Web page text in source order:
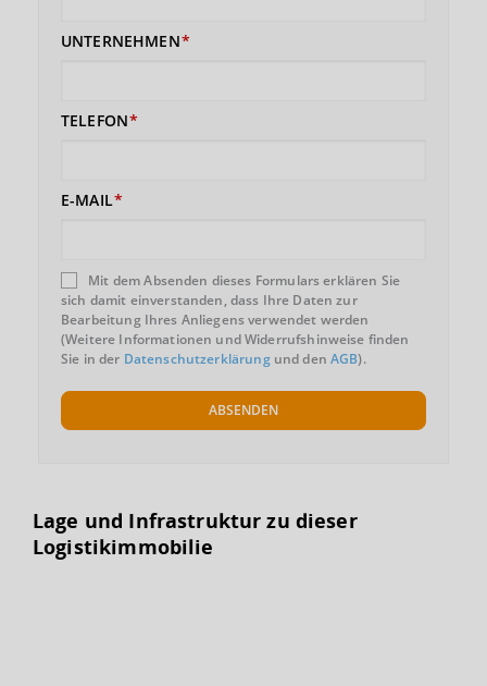
UNTERNEHMEN
TELEFON
E-MAIL
Mit dem Absenden dieses Formulars erklären Sie
sich damit einverstanden, dass Ihre Daten zur
Bearbeitung Ihres Anliegens verwendet werden
(Weitere Informationen und Widerrufshinweise finden
Sie in der Datenschutzerklärungund denAGB).
ABSENDEN
Lage und Infrastruktur zu dieser
Logistikimmobilie